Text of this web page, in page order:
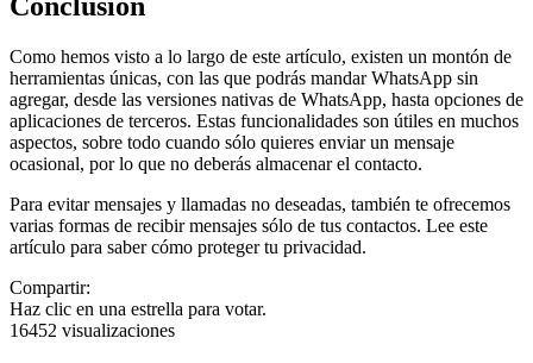
Como hemos visto a lo largo de este artículo, existen un montón de
herramientas únicas, con las que podrás mandar WhatsApp sin
agregar, desde las versiones nativas de WhatsApp, hasta opciones de
aplicaciones de terceros. Estas funcionalidades son útiles en muchos
aspectos, sobre todo cuando sólo quieres enviar un mensaje
ocasional, por lo que no deberás almacenar el contacto.
Para evitar mensajes y llamadas no deseadas, también te ofrecemos
varias formas de recibir mensajes sólo de tus contactos. Lee este
artículo para saber cómo proteger tu privacidad.
Compartir:
Haz clic en una estrella para votar.
16452 visualizaciones